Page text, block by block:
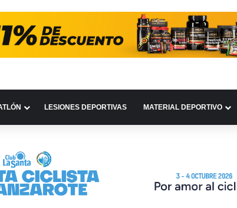
LESIONES DEPORTIVAS MATERIAL DEPORTIVO